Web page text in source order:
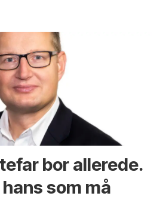
bor allerede.
som må